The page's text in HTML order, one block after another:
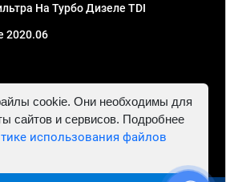
На Турбо Дизеле TDI
2020.06
ИНН 781302555843,
cookie. Они необходимы для
сайтов и сервисов. Подробнее
использования файлов